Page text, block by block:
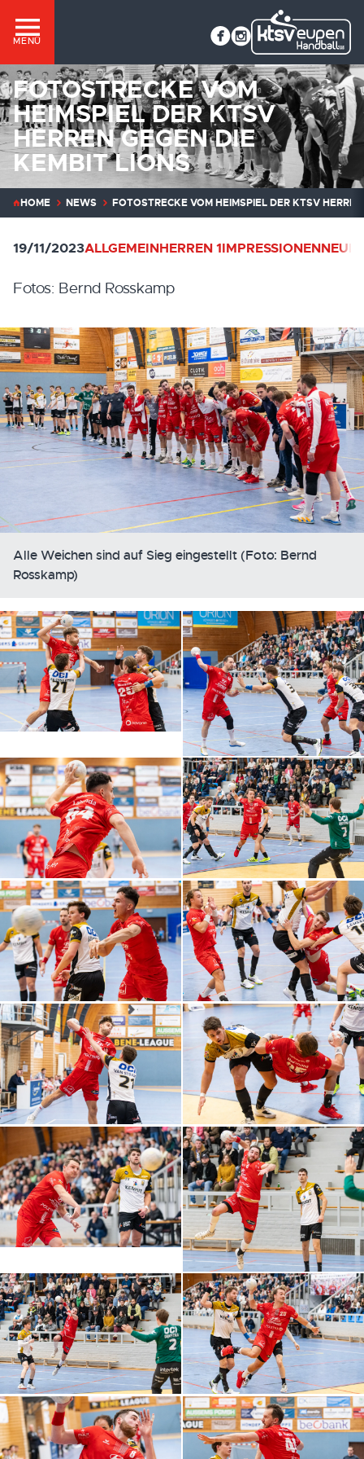
MENÜ
FOTOSTRECKE VOM
HEIMSPIEL DER KTSV
HERREN GEGEN DIE
KEMBIT LIONS
HOME NEWS FOTOSTRECKE VOM HEIMSPIEL DER KTSV
19/11/2023ALLGEMEINHERREN 1IMPRESSIONEN
Fotos: Bernd Rosskamp
Alle Weichen sind auf Sieg eingestellt (Foto: Bernd
Rosskamp)